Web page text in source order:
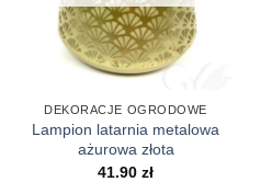
DEKORACJE OGRODOWE
Lampion latarnia metalowa
ażurowa złota
41.90 zł